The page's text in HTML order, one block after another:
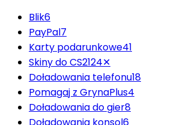
Blik6
PayPal7
Karty podarunkowe41
Skiny do CS2124✕
Doładowania telefonu18
Pomagaj z GrynaPlus4
Doładowania do gier8
Doładowania konsol6